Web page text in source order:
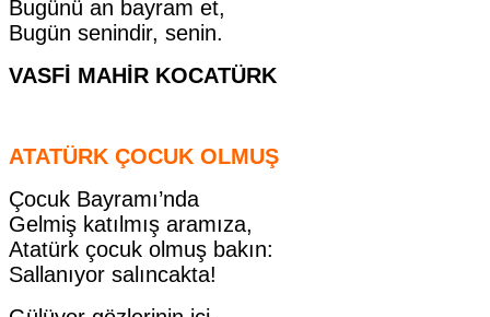
Bugünü an bayram et,
Bugün senindir, senin.
VASFİ MAHİR KOCATÜRK
ATATÜRK ÇOCUK OLMUŞ
Çocuk Bayramı’nda
Gelmiş katılmış aramıza,
Atatürk çocuk olmuş bakın:
Sallanıyor salıncakta!